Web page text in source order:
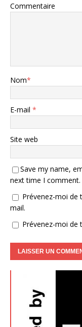
Commentaire
Nom*
E-mail *
Site web
Save my name,
next time I comment.
Prévenez-moi de
mail.
Prévenez-moi de